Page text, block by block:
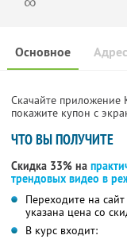
Основное
Скачайте приложение
покажите купон с
ЧТО ВЫ ПОЛУЧИТЕ
Скидка 33% на
трендовых видео в
Переходите на сайт
указана цена со
В курс входит: